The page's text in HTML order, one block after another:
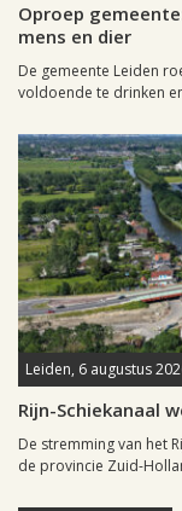
Oproep
mens en dier
De gemeente Leiden
voldoende te drinken
Leiden, 6 augustus
Rijn-Schiekanaal
De stremming van het
de provincie Zuid-